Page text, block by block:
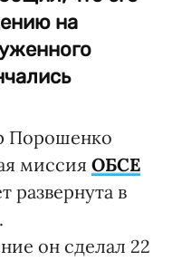
на
Порошенко
миссия ОБСЕ
развернута в
он сделал 22